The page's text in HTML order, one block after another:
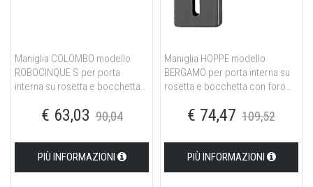
Maniglia COLOMBO modello
ROBOCINQUE S per porta
interna su rosetta e bocchetta
neromat€ 63,03 90,04
PIÙ INFORMAZIONI
Maniglia HOPPE modello
BERGAMO per porta interna su
rosetta e bocchetta con foro
€ 74,47 109,52
PIÙ INFORMAZIONI